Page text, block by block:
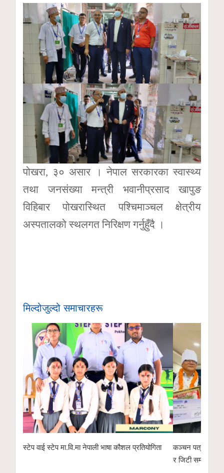
पोखरा, ३० असार । नेपाल सरकारका स्वास्थ्य
तथा जनसंख्या मन्त्री भवानीप्रसाद खापुङ
विहिबार पोखरास्थित पश्चिमाञ्चल क्षेत्रीय
अस्पतालको स्थलगत निरिक्षण गर्नुहुँदै ।
मिल्दोजुल्दो समाचारहरू
स्टेप वाई स्टेप मा.वि.मा नेपाली भाषा कौशल प्रतियोगिता
कञ्चन
र जिटी सम्मानित